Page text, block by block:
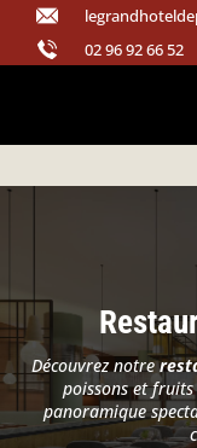
02 96 92 66 52
Découvrez notre
poissons et
panoramique